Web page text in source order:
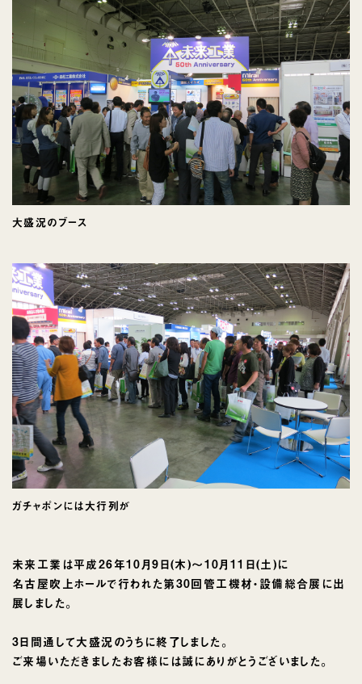
大盛況のブース
ガチャポンには大行列が
未来工業は平成26年10月9日(木)〜10月11日(土)に
名古屋吹上ホールで行われた第30回管工機材・設備総合展に出
展しました。
3日間通して大盛況のうちに終了しました。
ご来場いただきましたお客様には誠にありがとうございました。